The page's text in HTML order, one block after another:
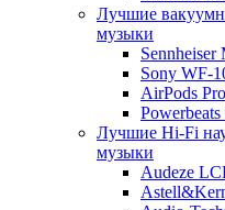
Лучшие
музыки
Sennheiser
Sony WF-
AirPods Pro
Powerbeats
Лучшие Hi-Fi
музыки
Audeze